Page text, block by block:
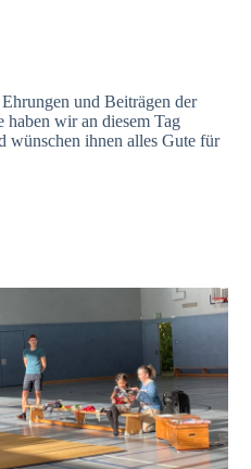
und Beiträgen der
wir an diesem Tag
wünschen ihnen alles Gute für